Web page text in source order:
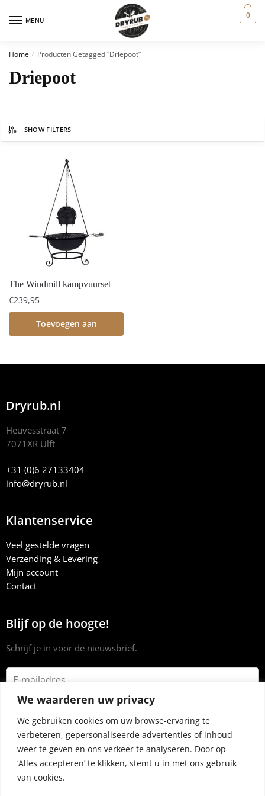
We waarderen uw privacy
We gebruiken cookies om uw browse-ervaring te
verbeteren, gepersonaliseerde advertenties of inhoud
weer te geven en ons verkeer te analyseren. Door op
‘Alles accepteren’ te klikken, stemt u in met ons gebruik
van cookies.
MENU 0
Home / Producten Getagged “driepoot”
Driepoot
SHOW FILTERS
The Windmill kampvuurset
€239,95
Toevoegen aan
Dryrub.nl
Heuvesstraat 7
7071XR Ulft
+31 (0)6 27133404
info@dryrub.nl
Klantenservice
Veel gestelde vragen
Verzending & Levering
Mijn account
Contact
Blijf op de hoogte!
Schrijf je in voor de nieuwsbrief.